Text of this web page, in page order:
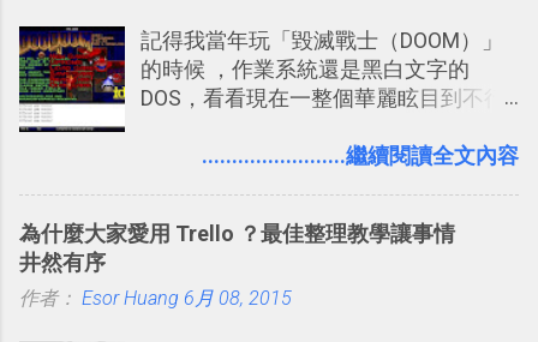
的 碎碎念版電腦玩物 。不過你不需要像
我這麼認真，因為 我也很喜歡在Twitter
上面看到各種突如其來的生活雜感、毫
好像把大家的生活用一種很自然無隔
在一起了 。 講了那麼多，其實類似
Twitter的服務目前並不少見，台灣
Twitter型服務，而最近一向簡約的
內建在我們的 Google 系統中，甚至大
多在 Android 與 iPhone 手機上都能使
用。
記得我當年玩「毀滅戰士（DOOM）」
的時候 ，作業系統還是黑白文字的
DOS，看看現在一整個華麗眩目到不行
過的第一款 FPS遊戲 （應該也是世界上
來看DOOM的畫面簡直慘不忍睹，但如
想必還是會有一番美好的回味。 還好我
........................繼續閱讀全文內容
為什麼大家愛用 Trello ？最佳整理教學讓事情
井然有序
作者： Esor Huang 6月 08, 2015